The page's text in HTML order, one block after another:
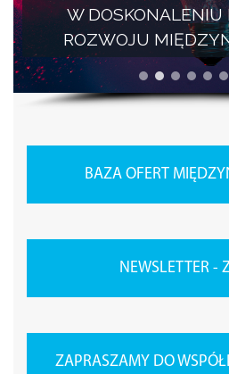
W DOSKONALENIU
ROZWOJU
BAZA OFERT
NEWSLETTER -
ZAPRASZAMY DO